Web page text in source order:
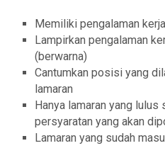
Memiliki pengalaman
Lampirkan pengalaman
(berwarna)
Cantumkan posisi yang
lamaran
Hanya lamaran yang
persyaratan yang akan
Lamaran yang sudah